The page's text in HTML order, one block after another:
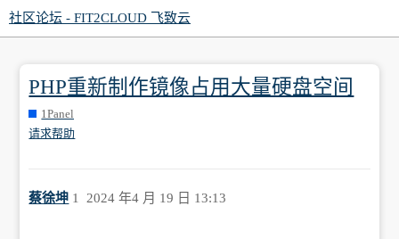
社区论坛 - FIT2CLOUD 飞致云
PHP重新制作镜像占用大量硬盘空间
1Panel
请求帮助
蔡徐坤 2024 年4 月 19 日 13:13
1